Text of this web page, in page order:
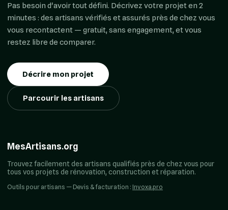
Pas besoin d'avoir tout défini. Décrivez votre projet en 2
minutes : des artisans vérifiés et assurés près de chez vous
vous recontactent — gratuit, sans engagement, et vous
restez libre de comparer.
Décrire mon projet
Parcourir les artisans
MesArtisans.org
Trouvez facilement des artisans qualifiés près de chez vous pour
tous vos projets de rénovation, construction et réparation.
Outils pour artisans — Devis & facturation : Invoxa.pro